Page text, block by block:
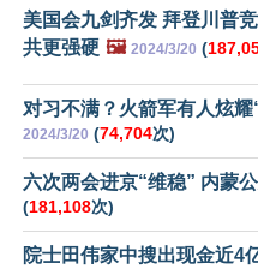
美国会九剑齐发 拜登川普
共更强硬 🖼️ 2024/3/20 (
对习不满？火箭军有人炫耀
2024/3/20 (74,704次)
六次两会进京“维稳” 内蒙
(181,108次)
院士田伟家中搜出现金近4